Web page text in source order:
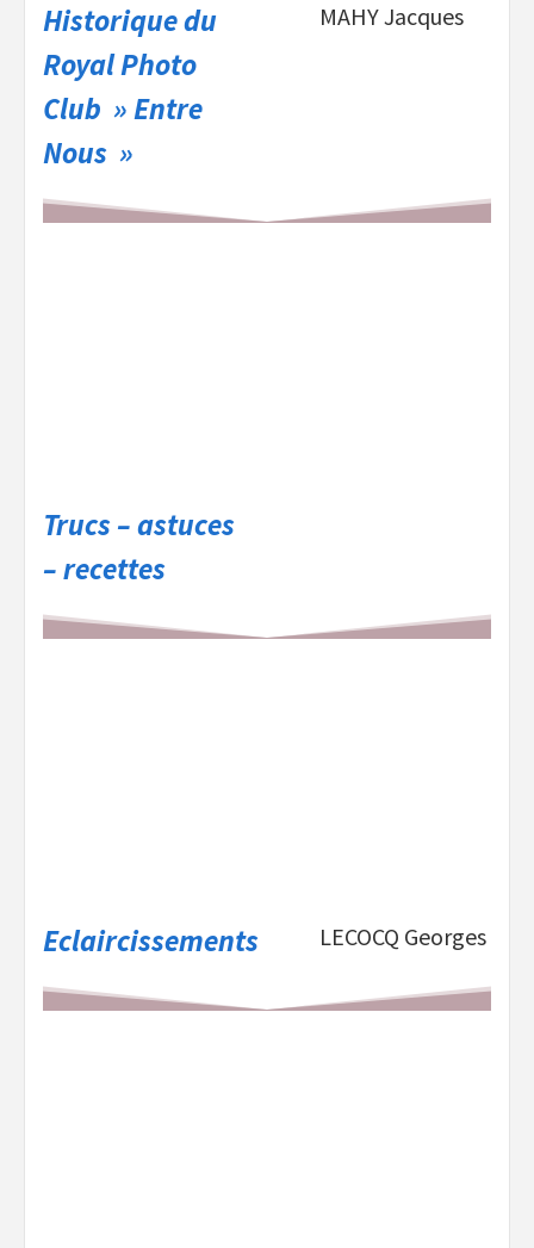
Historique du
Royal Photo
Club » Entre
Nous »
MAHY Jacques
Trucs – astuces
– recettes
Eclaircissements LECOCQ Georges